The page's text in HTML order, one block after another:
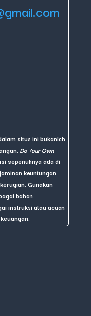
situs ini bukanlah
Do Your Own
sepenuhnya ada di
keuntungan
Gunakan
bahan
instruksi atau acuan